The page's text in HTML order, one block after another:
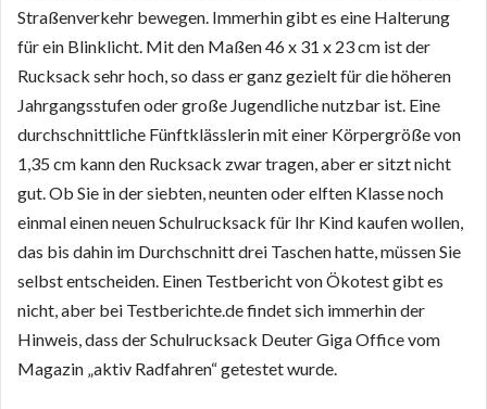
Straßenverkehr bewegen. Immerhin gibt es eine Halterung
für ein Blinklicht. Mit den Maßen 46 x 31 x 23 cm ist der
Rucksack sehr hoch, so dass er ganz gezielt für die höheren
Jahrgangsstufen oder große Jugendliche nutzbar ist. Eine
durchschnittliche Fünftklässlerin mit einer Körpergröße von
1,35 cm kann den Rucksack zwar tragen, aber er sitzt nicht
gut. Ob Sie in der siebten, neunten oder elften Klasse noch
einmal einen neuen Schulrucksack für Ihr Kind kaufen wollen,
das bis dahin im Durchschnitt drei Taschen hatte, müssen Sie
selbst entscheiden. Einen Testbericht von Ökotest gibt es
nicht, aber bei Testberichte.de findet sich immerhin der
Hinweis, dass der Schulrucksack Deuter Giga Office vom
Magazin „aktiv Radfahren“ getestet wurde.